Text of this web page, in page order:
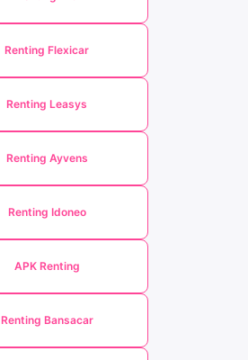
Renting Flexicar
Renting Leasys
Renting Ayvens
Renting Idoneo
APK Renting
Renting Bansacar